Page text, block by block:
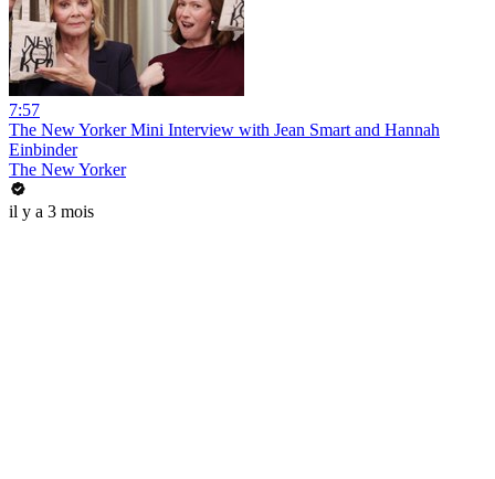
7:57
The New Yorker Mini Interview with Jean Smart and Hannah
Einbinder
The New Yorker
il y a 3 mois